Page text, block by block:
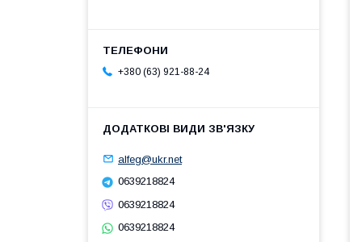
+380 (63) 921-88-24
alfeg@ukr.net
0639218824
0639218824
0639218824